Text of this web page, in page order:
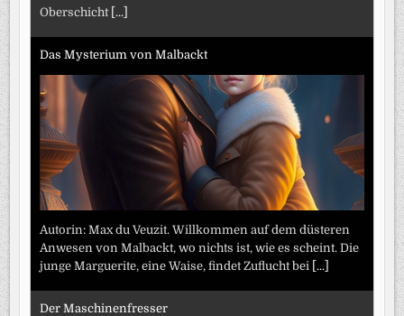
Oberschicht [...]
Das Mysterium von Malbackt
Autorin: Max du Veuzit. Willkommen auf dem düsteren
Anwesen von Malbackt, wo nichts ist, wie es scheint. Die
junge Marguerite, eine Waise, findet Zuflucht bei [...]
Der Maschinenfresser